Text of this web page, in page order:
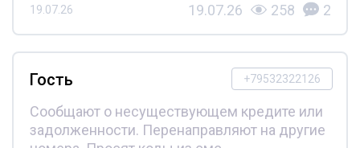
19.07.26 19.07.26 258 2
+79532322126
Гость
Сообщают о несуществующем кредите или
задолженности. Перенаправляют на другие